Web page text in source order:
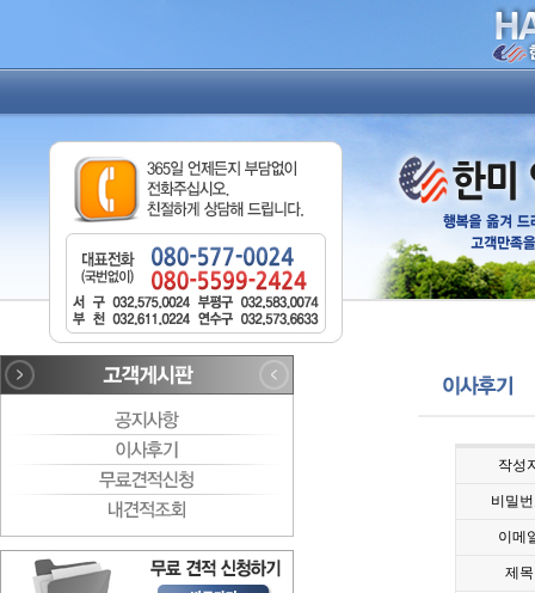
작성
비밀
이메
제목